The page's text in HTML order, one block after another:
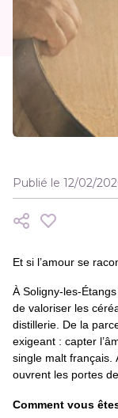
Publié le 12/02/
Et si l’amour se
À Soligny-les-
de valoriser les
distillerie. De la
exigeant : capter
single malt français.
ouvrent les portes
Comment vous